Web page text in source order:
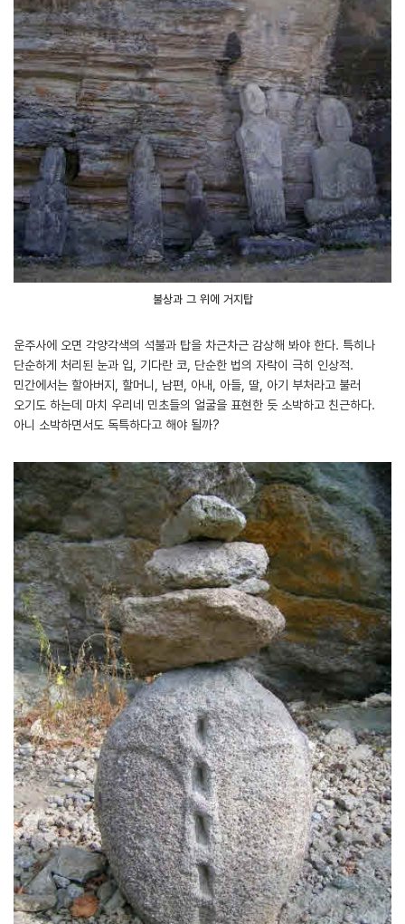
불상과 그 위에 거지탑
운주사에 오면 각양각색의 석불과 탑을 차근차근 감상해 봐야 한다. 특히나
단순하게 처리된 눈과 입, 기다란 코, 단순한 법의 자락이 극히 인상적.
민간에서는 할아버지, 할머니, 남편, 아내, 아들, 딸, 아기 부처라고 불러
오기도 하는데 마치 우리네 민초들의 얼굴을 표현한 듯 소박하고 친근하다.
아니 소박하면서도 독특하다고 해야 될까?